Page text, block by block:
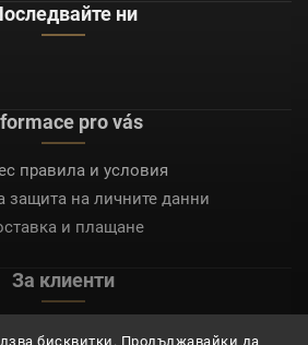
бисквитки. Продължавайки да
ни
pro vás
правила и условия
защита на личните данни
и плащане
За клиенти